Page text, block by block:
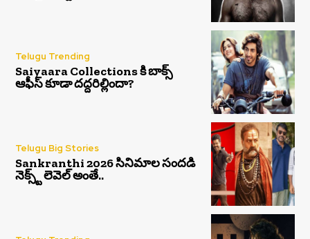
Telugu Trending
Saiyaara Collections కి బాక్స్
ఆఫీస్ కూడా దద్దరిల్లిందా?
Telugu Big Stories
Sankranthi 2026 సినిమాల సందడి
నెక్స్ట్ లెవెల్ అంతే..